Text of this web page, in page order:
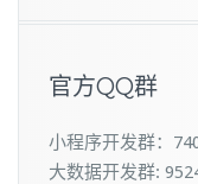
官方QQ群
小程序开发群：
大数据开发群: